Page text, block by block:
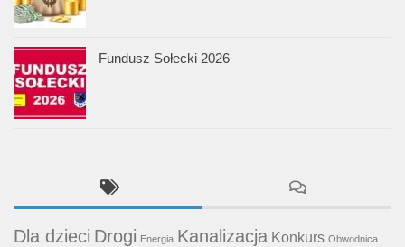
Fundusz Sołecki 2026
Dla dzieci Drogi Energia Kanalizacja Konkurs Obwodnica